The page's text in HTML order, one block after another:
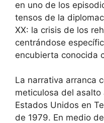
en uno de los
tensos de la
XX: la crisis de los
centrándose
encubierta conocida
La narrativa arranca
meticulosa del
Estados Unidos en
de 1979. En medio